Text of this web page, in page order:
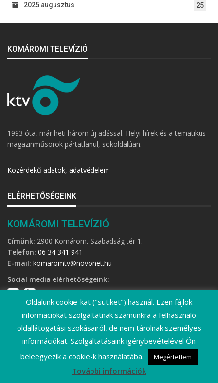
2025 augusztus 25
KOMÁROMI TELEVÍZIÓ
1993 óta, már heti három új adással. Helyi hírek és a tematikus
magazinműsorok pártatlanul, sokoldalúan.
Közérdekű adatok, adatvédelem
ELÉRHETŐSÉGEINK
KOMÁROMI TELEVÍZIÓ
Címünk: 2900 Komárom, Szabadság tér 1.
Telefon: 06 34 341 941
E-mail: komaromtv@novonet.hu
Social media elérhetőségeink:
©2026 Komáromi Televízió • Minden jog fenntartva!
Oldalunk cookie-kat ("sütiket") használ. Ezen fájlok
információkat szolgáltatnak számunkra a felhasználó
oldallátogatási szokásairól, de nem tárolnak személyes
információkat. Szolgáltatásaink igénybevételével Ön
beleegyezik a cookie-k használatába.
Megértettem
További információk